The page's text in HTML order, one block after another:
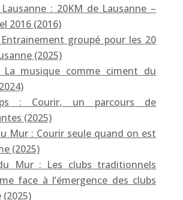
: 20KM de Lausanne –
2016 (2016)
groupé pour les 20
(2025)
La musique comme ciment du
: Courir, un parcours de
(2025)
Mur : Courir seule quand on est
(2025)
Mur : Les clubs traditionnels
face à l’émergence des clubs
(2025)